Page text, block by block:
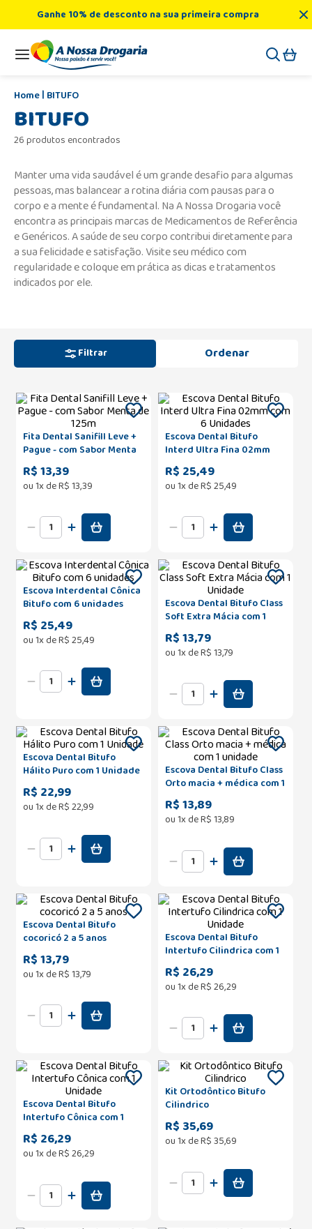
Ganhe 10% de desconto na sua primeira compra
BITUFO
BITUFO
26 produtos encontrados
Manter uma vida saudável é um grande desafio para algumas
pessoas, mas balancear a rotina diária com pausas para o
corpo e a mente é fundamental. Na A Nossa Drogaria você
encontra as principais marcas de Medicamentos de Referência
e Genéricos. A saúde de seu corpo contribui diretamente para
a sua felicidade e satisfação. Visite seu médico com
regularidade e coloque em prática as dicas e tratamentos
indicados por ele.
Filtrar
Fita Dental Sanifill Leve +
Pague - com Sabor Menta
de 125m
R$ 13,39
ou1x deR$13,39
Escova Dental Bitufo
Interd Ultra Fina 02mm
com 6 Unidades
R$ 25,49
ou1x deR$25,49
Escova Interdental Cônica
Bitufo com 6 unidades
R$ 25,49
ou1x deR$25,49
Escova Dental Bitufo Class
Soft Extra Mácia com 1
Unidade
R$ 13,79
ou1x deR$13,79
Escova Dental Bitufo
Hálito Puro com 1 Unidade
R$ 22,99
ou1x deR$22,99
Escova Dental Bitufo Class
Orto macia + médica com 1
unidade
R$ 13,89
ou1x deR$13,89
Escova Dental Bitufo
cocoricó 2 a 5 anos
R$ 13,79
ou1x deR$13,79
Escova Dental Bitufo
Intertufo Cilindrica com 1
Unidade
R$ 26,29
ou1x deR$26,29
Escova Dental Bitufo
Intertufo Cônica com 1
Unidade
R$ 26,29
ou1x deR$26,29
Kit Ortodôntico Bitufo
Cilindrico
R$ 35,69
ou1x deR$35,69